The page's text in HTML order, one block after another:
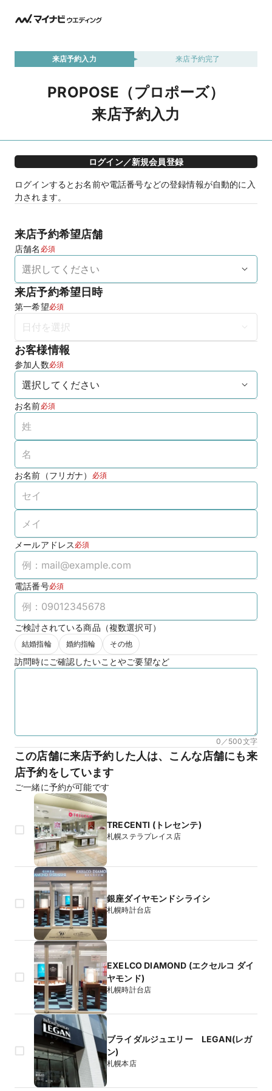
来店予約入力 来店予約完了
PROPOSE（プロポーズ）
来店予約入力
ログイン／新規会員登録
ログインするとお名前や電話番号などの登録情報が自動的に入
力されます。
来店予約希望店舗
店舗名 必須
来店予約希望日時
第一希望必須
お客様情報
参加人数必須
お名前必須
お名前（フリガナ） 必須
メールアドレス 必須
電話番号必須
ご検討されている商品（複数選択可）
結婚指輪 婚約指輪 その他
訪問時にご確認したいことやご要望など
0／500文字
この店舗に来店予約した人は、こんな店舗にも来
店予約をしています
ご一緒に予約が可能です
TRECENTI (トレセンテ)
札幌ステラプレイス店
銀座ダイヤモンドシライシ
札幌時計台店
EXELCO DIAMOND (エクセルコ ダイ
ヤモンド)
札幌時計台店
ブライダルジュエリー LEGAN(レガ
ン)
札幌本店